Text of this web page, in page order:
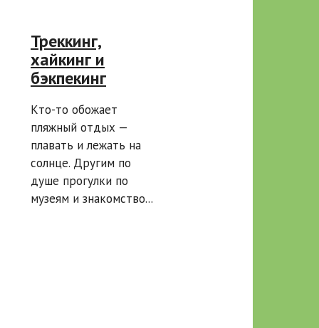
Треккинг,
хайкинг и
бэкпекинг
Кто-то обожает
пляжный отдых —
плавать и лежать на
солнце. Другим по
душе прогулки по
музеям и знакомство...